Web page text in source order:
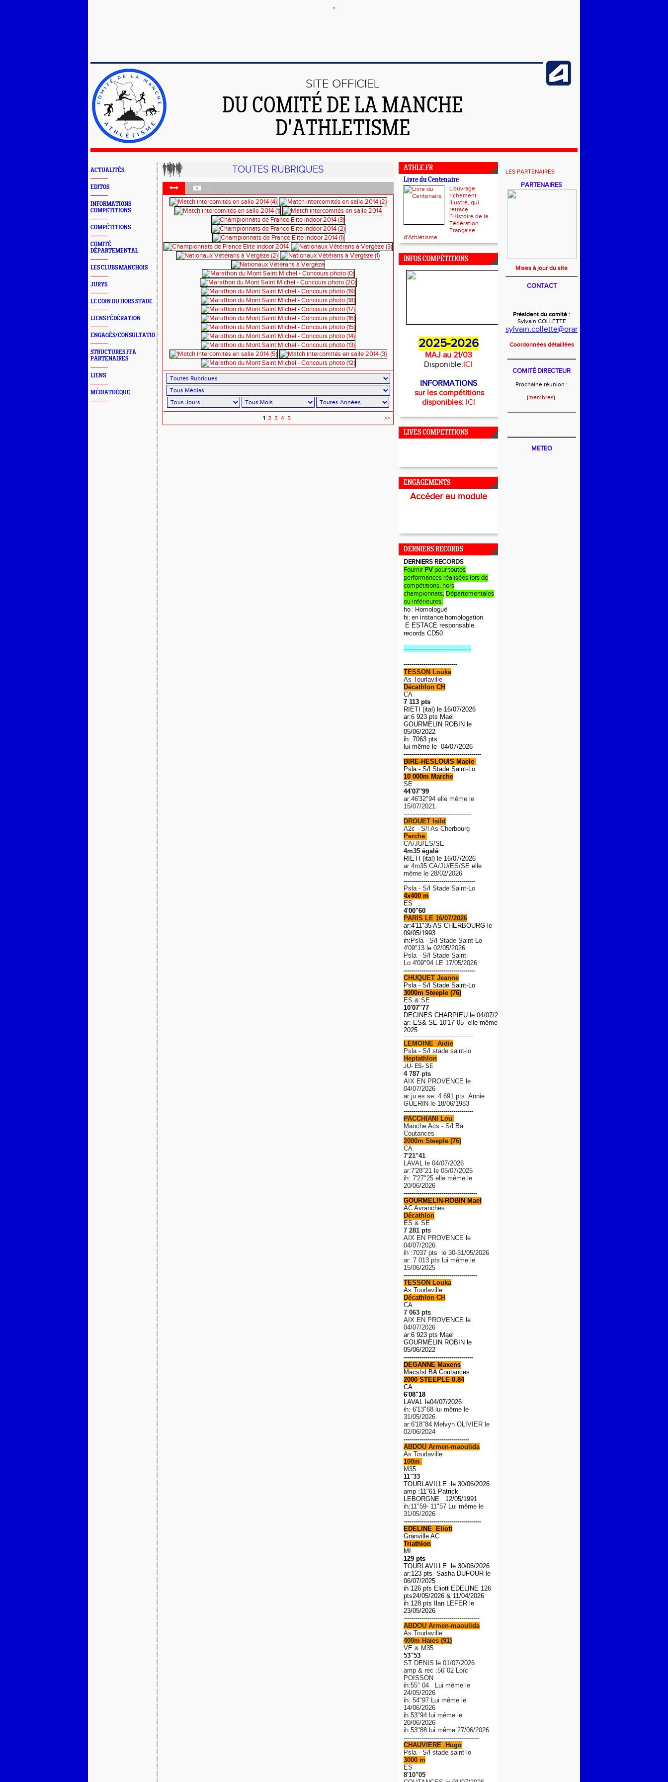
SITE OFFICIEL
DU COMITÉ DE LA MANCHE
D'ATHLETISME
ACTUALITÉS
EDITOS
INFORMATIONS
COMPETITIONS
COMPÉTITIONS
COMITÉ
DÉPARTEMENTAL
LES CLUBS MANCHOIS
JURYS
LE COIN DU HORS STADE
LIENS FÉDÉRATION
ENGAGÉS/CONSULTATION
STRUCTURES FFA
PARTENAIRES
LIENS
MÉDIATHÈQUE
TOUTES RUBRIQUES
1 2 3 4 5 >>
ATHLE.FR
Livre du Centenaire
L'ouvrage
richement
illustré, qui
retrace
l’Histoire de la
Fédération
Française
d'Athlétisme.
INFOS COMPÉTITIONS
2025-2026
MAJ au 21/03
Disponible:ICI
INFORMATIONS
sur les compétitions
disponibles: ICI
LIVES COMPETITIONS
ENGAGEMENTS
Accéder au module
DERNIERS RECORDS
DERNIERS RECORDS
Fournir PV pour toutes
performances réalisées lors de
compétitions, hors
championnats, Départementales
ou inférieures.
ho : Homologué
hi: en instance homologation.
E ESTACE responsable
records CD50
----------------------------------
---------------------------
TESSON Louka
As Tourlaville
Décathlon CH
CA
7 113 pts
RIETI (ital) le 16/07/2026
ar:6 923 pts Maël
GOURMELIN ROBIN le
05/06/2022
ih: 7063 pts
lui même le 04/07/2026
---------------------------------------
BIRE-HESLOUIS Maele
Psla - S/l Stade Saint-Lo
10 000m Marche
SE
44'07''99
ar:46'32"94 elle même le
15/07/2021
----------------------------------
DROUET Isild
A2c - S/l As Cherbourg
Perche
CA/JU/ES/SE
4m35 égalé
RIETI (ital) le 16/07/2026
ar:4m35 CA/JU/ES/SE elle
même le 28/02/2026
------------------------------------
Psla - S/l Stade Saint-Lo
4x400 m
ES
4'00"60
PARIS LE 16/07/2026
ar:4'11"35 AS CHERBOURG le
09/05/1993
ih: Psla - S/l Stade Saint-Lo
4'09"13 le 02/05/2026
Psla - S/l Stade Saint-
Lo 4'09"04 LE 17/05/2026
------------------------------------
CHUQUET Jeanne
Psla - S/l Stade Saint-Lo
3000m Steeple (76)
ES & SE
10'07''77
DECINES CHARPIEU le 04/07/2026
ar: ES& SE 10'17"05 elle même le 01/08/
2025
-----------------------------------
LEMOINE Aidie
Psla - S/l stade saint-lo
Heptathlon
JU- ES- SE
4 787 pts
AIX EN PROVENCE le
04/07/2026
ar ju es se: 4 691 pts Annie
GUERIN le 18/06/1983
-----------------------------------
PACCHIANI Lou
Manche Acs - S/l Ba
Coutances
2000m Steeple (76)
CA
7'21''41
LAVAL le 04/07/2026
ar:7'28"21 le 05/07/2025
ih: 7'27"25 elle même le
20/06/2026
-------------------------------------
GOURMELIN-ROBIN Mael
AC Avranches
Décathlon
ES & SE
7 281 pts
AIX EN PROVENCE le
04/07/2026
ih :7037 pts le 30-31/05/2026
ar: 7 013 pts lui même le
15/06/2025
-------------------------------------
TESSON Louka
As Tourlaville
Décathlon CH
CA
7 063 pts
AIX EN PROVENCE le
04/07/2026
ar:6 923 pts Maël
GOURMELIN ROBIN le
05/06/2022
-----------------------------------
DEGANNE Maxens
Macs/sl BA Coutances
2000 STEEPLE 0.84
CA
6'08"18
LAVAL le04/07/2026
ih: 6'13"68 lui même le
31/05/2026
ar:6'18"84 Melvyn OLIVIER le
02/06/2024
---------------------------------
ABDOU Armen-maoulida
As Tourlaville
100m
M35
11"33
TOURLAVILLE le 30/06/2026
amp :11"61 Patrick
LEBORGNE 12/05/1991
ih:11"59- 11"57 Lui même le
31/05/2026
---------------------------------------
EDELINE Eliott
Granville AC
Triathlon
MI
129 pts
TOURLAVILLE le 30/06/2026
ar:123 pts Sasha DUFOUR le
06/07/2025
ih 126 pts Eliott EDELINE 126
pts24/05/2026 & 11/04/2026
ih 128 pts Ilan LEFER le
23/05/2026
--------------------------------------
ABDOU Armen-maoulida
As Tourlaville
400m Haies (91)
VE & M35
53''53
ST DENIS le 01/07/2026
amp & rec :56"02 Loïc
POISSON
ih:55" 04 Lui même le
24/05/2026
ih: 54"97 Lui même le
14/06/2026
ih 53"94 lui même le
20/06/2026
ih 53"88 lui même 27/06/2026
--------------------------------------
CHAUVIERE Hugo
Psla - S/l stade saint-lo
3000 m
ES
8'10"05
LES PARTENAIRES
PARTENAIRES
Mises à jour du site
CONTACT
Président du comité :
Sylvain COLLETTE
sylvain.collette@orange.fr
Coordonnées détaillées
_______________________
COMITÉ DIRECTEUR
Prochaine réunion :
(membres).
_______________________
_______________________
METEO